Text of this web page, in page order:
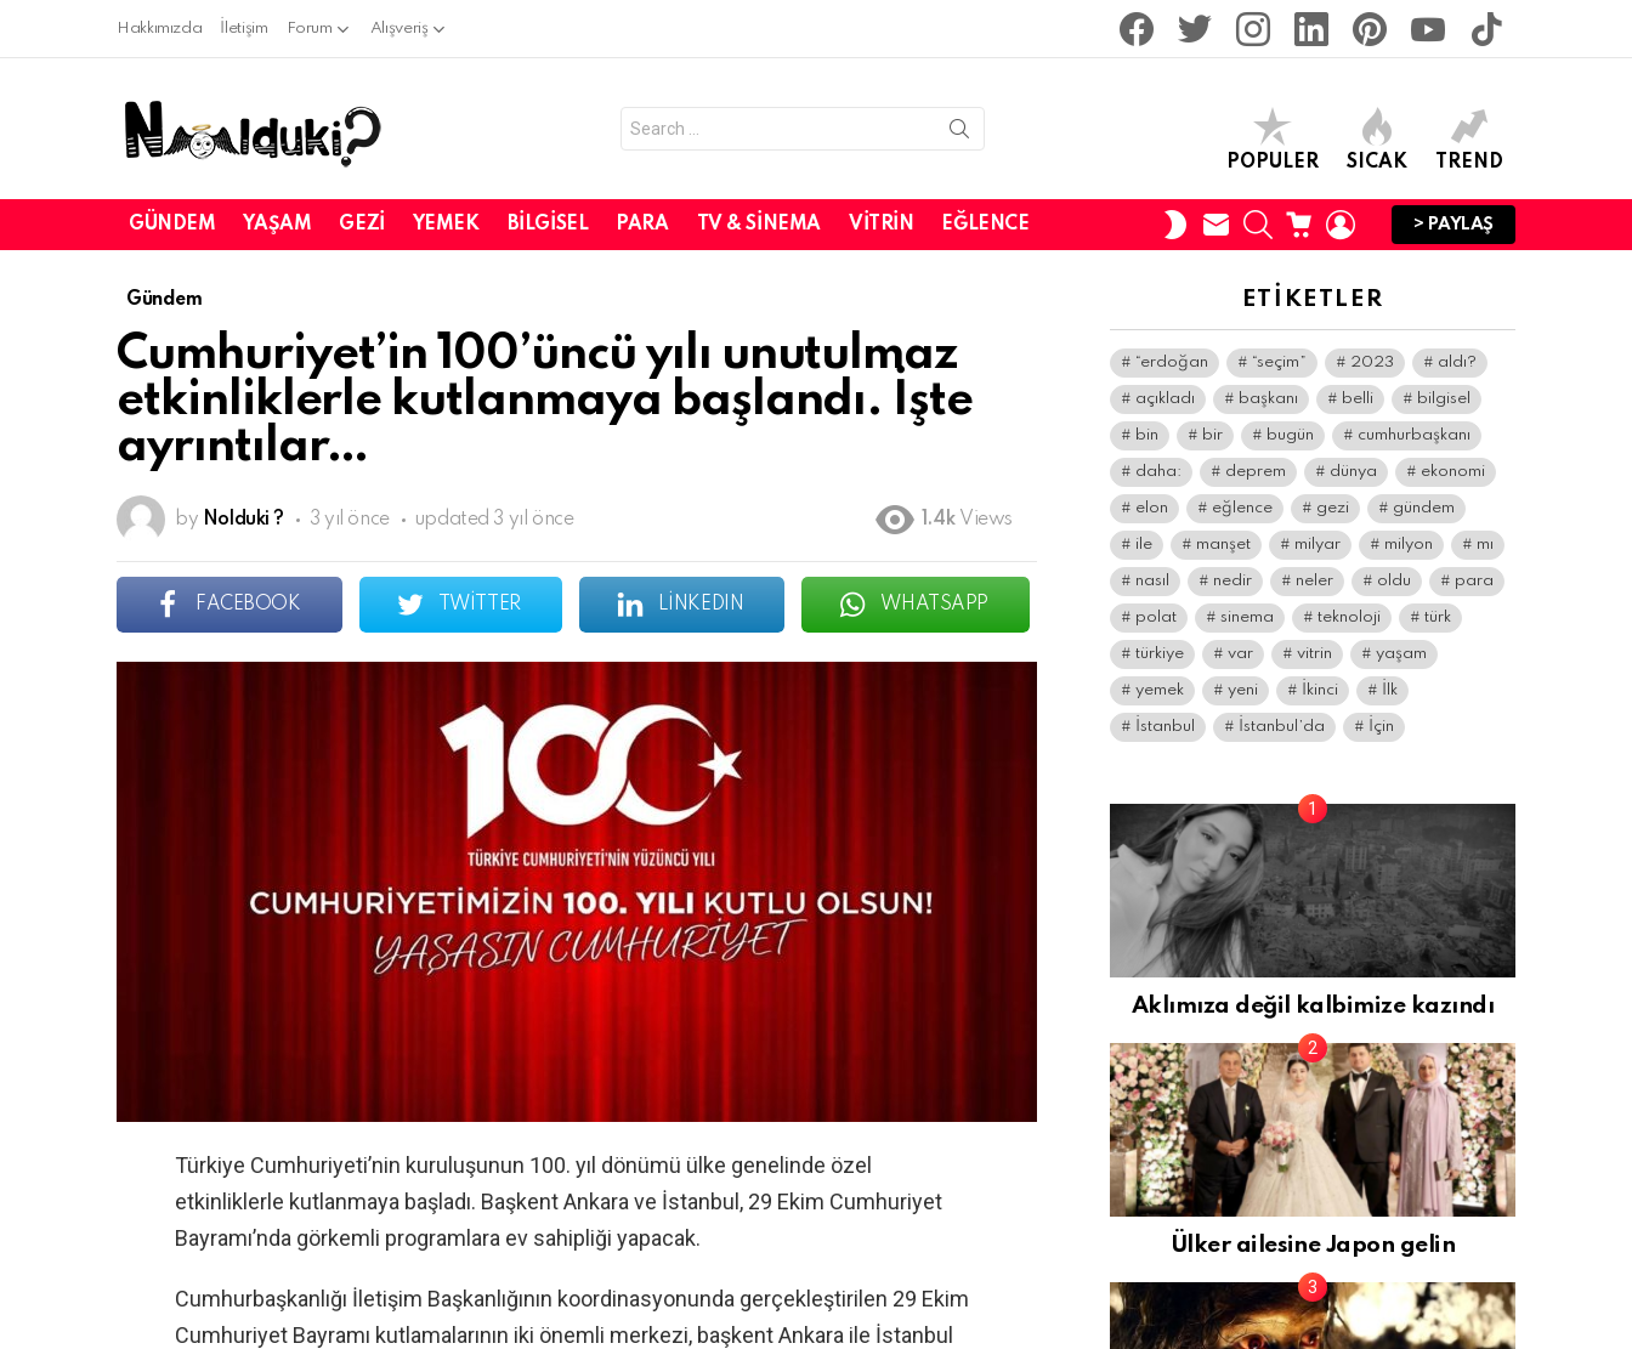
Hakkımızda İletişim Forum Alışveriş
for:
POPULER SICAK TREND
GÜNDEM YAŞAM GEZI YEMEK BILGISEL PARA TV & SINEMA VITRIN EĞLENCE
SWITCH
SKIN
SUBSCRIBE
SEARCHCART LOGIN
> PAYLAŞ
Gündem
Cumhuriyet’in 100’üncü yılı unutulmaz
etkinliklerle kutlanmaya başlandı. İşte
ayrıntılar…
by Nolduki ? 3 yıl önce updated 3 yıl önce 1.4k Views
FACEBOOK TWITTER LINKEDIN WHATSAPP
Türkiye Cumhuriyeti’nin kuruluşunun 100. yıl dönümü ülke genelinde özel
etkinliklerle kutlanmaya başladı. Başkent Ankara ve İstanbul, 29 Ekim Cumhuriyet
Bayramı’nda görkemli programlara ev sahipliği yapacak.
Cumhurbaşkanlığı İletişim Başkanlığının koordinasyonunda gerçekleştirilen 29 Ekim
Cumhuriyet Bayramı kutlamalarının iki önemli merkezi, başkent Ankara ile İstanbul
ETIKETLER
“erdoğan “seçim” 2023 aldı?
açıkladı başkanı belli bilgisel
bin bir bugün cumhurbaşkanı
daha: deprem dünya ekonomi
elon eğlence gezi gündem
ile manşet milyar milyon mı
nasıl nedir neler oldu para
polat sinema teknoloji türk
türkiye var vitrin yaşam
yemek yeni İkinci İlk
İstanbul İstanbul’da İçin
Aklımıza değil kalbimize kazındı
Ülker ailesine Japon gelin